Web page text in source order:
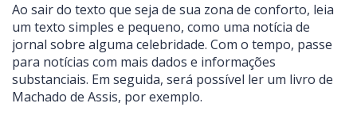
Ao sair do texto que seja de sua zona de conforto, leia
um texto simples e pequeno, como uma notícia de
jornal sobre alguma celebridade. Com o tempo, passe
para notícias com mais dados e informações
substanciais. Em seguida, será possível ler um livro de
Machado de Assis, por exemplo.